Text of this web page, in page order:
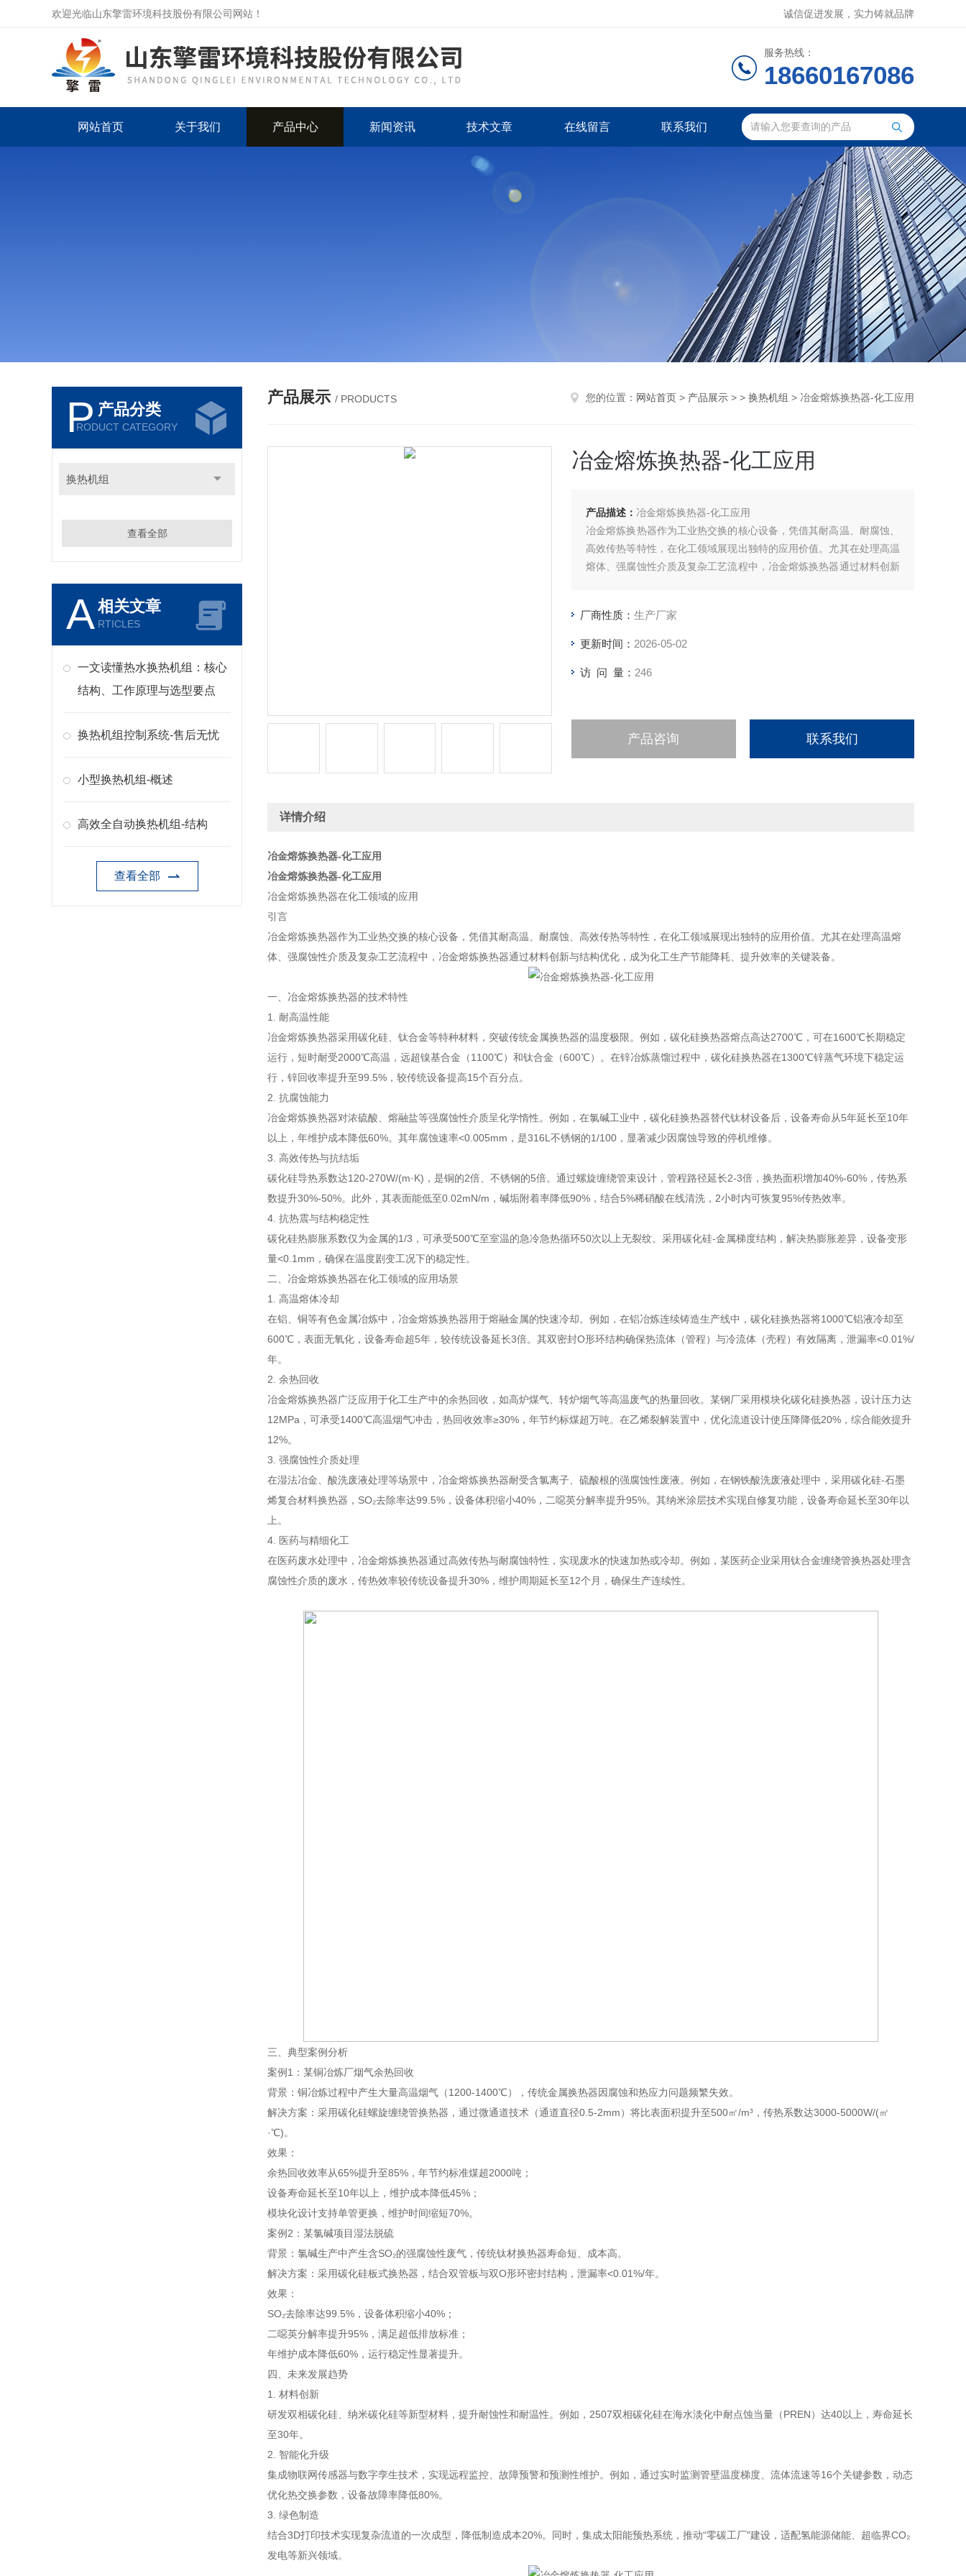
欢迎光临山东擎雷环境科技股份有限公司网站！ 诚信促进发展，实力铸就品牌
服务热线：
18660167086
网站首页 关于我们 产品中心 新闻资讯 技术文章 在线留言 联系我们
P 产品分类
RODUCT CATEGORY
换热机组
查看全部
A相关文章
RTICLES
一文读懂热水换热机组：核心
结构、工作原理与选型要点
换热机组控制系统-售后无忧
小型换热机组-概述
高效全自动换热机组-结构
查看全部
产品展示 / PRODUCTS 您的位置： 网站首页 > 产品展示 > > 换热机组 > 冶金熔炼换热器-化工应用
冶金熔炼换热器-化工应用
产品描述： 冶金熔炼换热器-化工应用
冶金熔炼换热器作为工业热交换的核心设备，凭借其耐高温、耐腐蚀、
高效传热等特性，在化工领域展现出独特的应用价值。尤其在处理高温
熔体、强腐蚀性介质及复杂工艺流程中，冶金熔炼换热器通过材料创新
厂商性质： 生产厂家
更新时间： 2026-05-02
访 问 量： 246
产品咨询 联系我们
详情介绍
冶金熔炼换热器-化工应用
冶金熔炼换热器-化工应用
冶金熔炼换热器在化工领域的应用
引言
冶金熔炼换热器作为工业热交换的核心设备，凭借其耐高温、耐腐蚀、高效传热等特性，在化工领域展现出独特的应用价值。尤其在处理高温熔
体、强腐蚀性介质及复杂工艺流程中，冶金熔炼换热器通过材料创新与结构优化，成为化工生产节能降耗、提升效率的关键装备。
一、冶金熔炼换热器的技术特性
1. 耐高温性能
冶金熔炼换热器采用碳化硅、钛合金等特种材料，突破传统金属换热器的温度极限。例如，碳化硅换热器熔点高达2700℃，可在1600℃长期稳定
运行，短时耐受2000℃高温，远超镍基合金（1100℃）和钛合金（600℃）。在锌冶炼蒸馏过程中，碳化硅换热器在1300℃锌蒸气环境下稳定运
行，锌回收率提升至99.5%，较传统设备提高15个百分点。
2. 抗腐蚀能力
冶金熔炼换热器对浓硫酸、熔融盐等强腐蚀性介质呈化学惰性。例如，在氯碱工业中，碳化硅换热器替代钛材设备后，设备寿命从5年延长至10年
以上，年维护成本降低60%。其年腐蚀速率<0.005mm，是316L不锈钢的1/100，显著减少因腐蚀导致的停机维修。
3. 高效传热与抗结垢
碳化硅导热系数达120-270W/(m·K)，是铜的2倍、不锈钢的5倍。通过螺旋缠绕管束设计，管程路径延长2-3倍，换热面积增加40%-60%，传热系
数提升30%-50%。此外，其表面能低至0.02mN/m，碱垢附着率降低90%，结合5%稀硝酸在线清洗，2小时内可恢复95%传热效率。
4. 抗热震与结构稳定性
碳化硅热膨胀系数仅为金属的1/3，可承受500℃至室温的急冷急热循环50次以上无裂纹。采用碳化硅-金属梯度结构，解决热膨胀差异，设备变形
量<0.1mm，确保在温度剧变工况下的稳定性。
二、冶金熔炼换热器在化工领域的应用场景
1. 高温熔体冷却
在铝、铜等有色金属冶炼中，冶金熔炼换热器用于熔融金属的快速冷却。例如，在铝冶炼连续铸造生产线中，碳化硅换热器将1000℃铝液冷却至
600℃，表面无氧化，设备寿命超5年，较传统设备延长3倍。其双密封O形环结构确保热流体（管程）与冷流体（壳程）有效隔离，泄漏率<0.01%/
年。
2. 余热回收
冶金熔炼换热器广泛应用于化工生产中的余热回收，如高炉煤气、转炉烟气等高温废气的热量回收。某钢厂采用模块化碳化硅换热器，设计压力达
12MPa，可承受1400℃高温烟气冲击，热回收效率≥30%，年节约标煤超万吨。在乙烯裂解装置中，优化流道设计使压降降低20%，综合能效提升
12%。
3. 强腐蚀性介质处理
在湿法冶金、酸洗废液处理等场景中，冶金熔炼换热器耐受含氯离子、硫酸根的强腐蚀性废液。例如，在钢铁酸洗废液处理中，采用碳化硅-石墨
烯复合材料换热器，SO₂去除率达99.5%，设备体积缩小40%，二噁英分解率提升95%。其纳米涂层技术实现自修复功能，设备寿命延长至30年以
上。
4. 医药与精细化工
在医药废水处理中，冶金熔炼换热器通过高效传热与耐腐蚀特性，实现废水的快速加热或冷却。例如，某医药企业采用钛合金缠绕管换热器处理含
腐蚀性介质的废水，传热效率较传统设备提升30%，维护周期延长至12个月，确保生产连续性。
三、典型案例分析
案例1：某铜冶炼厂烟气余热回收
背景：铜冶炼过程中产生大量高温烟气（1200-1400℃），传统金属换热器因腐蚀和热应力问题频繁失效。
解决方案：采用碳化硅螺旋缠绕管换热器，通过微通道技术（通道直径0.5-2mm）将比表面积提升至500㎡/m³，传热系数达3000-5000W/(㎡
·℃)。
效果：
余热回收效率从65%提升至85%，年节约标准煤超2000吨；
设备寿命延长至10年以上，维护成本降低45%；
模块化设计支持单管更换，维护时间缩短70%。
案例2：某氯碱项目湿法脱硫
背景：氯碱生产中产生含SO₂的强腐蚀性废气，传统钛材换热器寿命短、成本高。
解决方案：采用碳化硅板式换热器，结合双管板与双O形环密封结构，泄漏率<0.01%/年。
效果：
SO₂去除率达99.5%，设备体积缩小40%；
二噁英分解率提升95%，满足超低排放标准；
年维护成本降低60%，运行稳定性显著提升。
四、未来发展趋势
1. 材料创新
研发双相碳化硅、纳米碳化硅等新型材料，提升耐蚀性和耐温性。例如，2507双相碳化硅在海水淡化中耐点蚀当量（PREN）达40以上，寿命延长
至30年。
2. 智能化升级
集成物联网传感器与数字孪生技术，实现远程监控、故障预警和预测性维护。例如，通过实时监测管壁温度梯度、流体流速等16个关键参数，动态
优化热交换参数，设备故障率降低80%。
3. 绿色制造
结合3D打印技术实现复杂流道的一次成型，降低制造成本20%。同时，集成太阳能预热系统，推动“零碳工厂"建设，适配氢能源储能、超临界CO₂
发电等新兴领域。